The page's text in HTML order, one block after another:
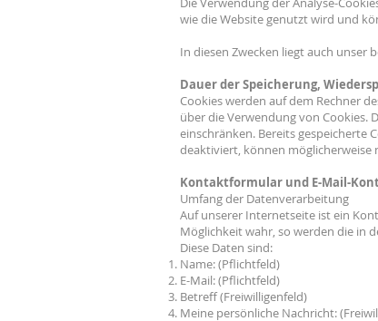
wie die Website genutzt wird und
In diesen Zwecken liegt auch unser
Dauer der Speicherung,
Cookies werden auf dem Rechner
über die Verwendung von Cookies.
einschränken. Bereits gespeicherte
deaktiviert, können
Kontaktformular und E-Mail-
Umfang der Datenverarbeitung
Auf unserer Internetseite ist ein
Möglichkeit wahr, so werden die in
Diese Daten sind:
Name: (Pflichtfeld)
E-Mail: (Pflichtfeld)
Betreff (Freiwilligenfeld)
Meine persönliche Nachricht: